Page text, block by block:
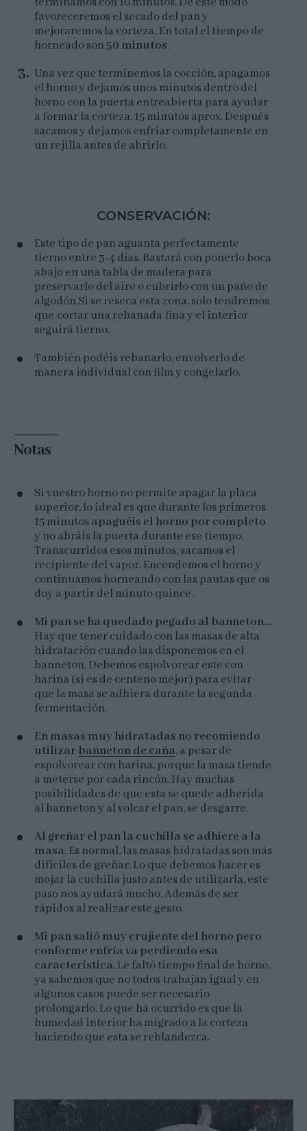
favoreceremos el secado del pan y
mejoraremos la corteza. En total el tiempo de
horneado son50 minutos.
Una vez que terminemos la cocción, apagamos
el horno y dejamos unos minutos dentro del
horno con la puerta entreabierta para ayudar
a formar la corteza, 15 minutos aprox. Después
sacamos y dejamos enfriar completamente en
un rejilla antes de abrirlo.
CONSERVACIÓN:
Este tipo de pan aguanta perfectamente
tierno entre 3-4 días. Bastará con ponerlo boca
abajo en una tabla de madera para
preservarlo del aire o cubrirlo con un paño de
algodón.Si se reseca esta zona, solo tendremos
que cortar una rebanada fina y el interior
seguirá tierno.
También podéis rebanarlo, envolverlo de
manera individual con film y congelarlo.
Notas
Si vuestro horno no permite apagar la placa
superior, lo ideal es que durante los primeros
15 minutosapaguéis el horno por completo
y no abráis la puerta durante ese tiempo.
Transcurridos esos minutos, sacamos el
recipiente del vapor. Encendemos el horno y
continuamos horneando con las pautas que os
doy a partir del minuto quince.
Mi pan se ha quedado pegado al banneton...
Hay que tener cuidado con las masas de alta
hidratación cuando las disponemos en el
banneton. Debemos espolvorear este con
harina (si es de centeno mejor) para evitar
que la masa se adhiera durante la segunda
fermentación.
En masas muy hidratadas no recomiendo
utilizarbanneton de caña, a pesar de
espolvorear con harina, porque la masa tiende
a meterse por cada rincón. Hay muchas
posibilidades de que esta se quede adherida
al banneton y al volcar el pan, se desgarre.
Al greñar el pan la cuchilla se adhiere a la
masa. Es normal, las masas hidratadas son más
difíciles de greñar. Lo que debemos hacer es
mojar la cuchilla justo antes de utilizarla, este
paso nos ayudará mucho. Además de ser
rápidos al realizar este gesto.
Mi pan salió muy crujiente del horno pero
conforme enfría va perdiendo esa
característica. Le faltó tiempo final de horno,
ya sabemos que no todos trabajan igual y en
algunos casos puede ser necesario
prolongarlo. Lo que ha ocurrido es que la
humedad interior ha migrado a la corteza
haciendo que esta se reblandezca.